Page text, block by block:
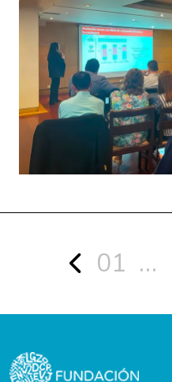
01 …